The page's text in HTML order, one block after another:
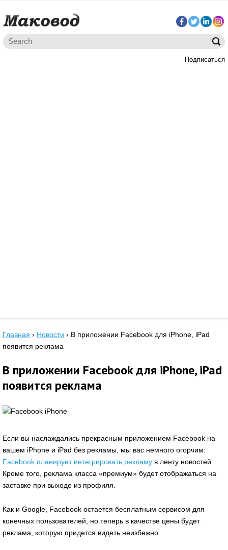
Подписаться
Главная › Новости › В приложении Facebook для iPhone, iPad
появится реклама
В приложении Facebook для iPhone, iPad
появится реклама
Если вы наслаждались прекрасным приложением Facebook на
вашем iPhone и iPad без рекламы, мы вас немного огорчим:
Facebook планирует интегрировать рекламу в ленту новостей.
Кроме того, реклама класса «премиум» будет отображаться на
заставке при выходе из профиля.
Как и Google, Facebook остается бесплатным сервисом для
конечных пользователей, но теперь в качестве цены будет
реклама, которую придется видеть неизбежно.